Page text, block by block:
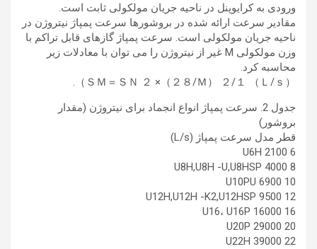
ورودی به کرایوپنل در ناحیه جریان مولکولی ثابت است.
مقادیر سرعت ارائه شده در بروشورها سرعت پمپاژ نیتروژن در
ناحیه جریان مولکولی است. سرعت پمپاژ گازهای قابل تراکم با
وزن مولکولی M غیر از نیتروژن را می توان با معادلات زیر
محاسبه کرد.
ＳＭ＝ＳＮ ２ ×（２８/Ｍ） ２/１ （Ｌ/ｓ））.
جدول 2. سرعت پمپاژ انواع انجماد برای نیتروژن (مقدار
بروشور)
قطر مدل سرعت پمپاژ (L/s)
6 U6H 2100
8 U8H,U8H -U,U8HSP 4000
10 U10PU 6900
12 U12H,U12H -K2,U12HSP 9500
16 U16، U16P 16000
20 U20P 29000
22 U22H 39000